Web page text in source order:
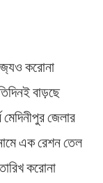
করোনা
বাড়ছে
জেলার
এক রেশন তেল
করোনা